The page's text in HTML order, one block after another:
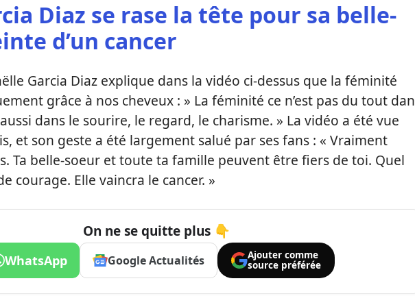
Diaz se rase la tête pour sa belle-
d’un cancer
Garcia Diaz explique dans la vidéo ci-dessus que la féminité
grâce à nos cheveux : » La féminité ce n’est pas du tout
aussi dans le sourire, le regard, le charisme. » La vidéo a été vue
et son geste a été largement salué par ses fans : « Vraiment
Ta belle-soeur et toute ta famille peuvent être fiers de toi. Quel
courage. Elle vaincra le cancer. »
On ne se quitte plus 👇
WhatsApp Google Actualités
Ajouter comme
source préférée